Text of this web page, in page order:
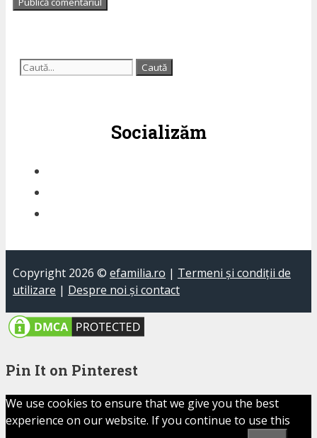
Caută
Socializăm
Copyright 2026 © efamilia.ro | Termeni și condiții de
utilizare | Despre noi și contact
Pin It on Pinterest
We use cookies to ensure that we give you the best
experience on our website. If you continue to use this